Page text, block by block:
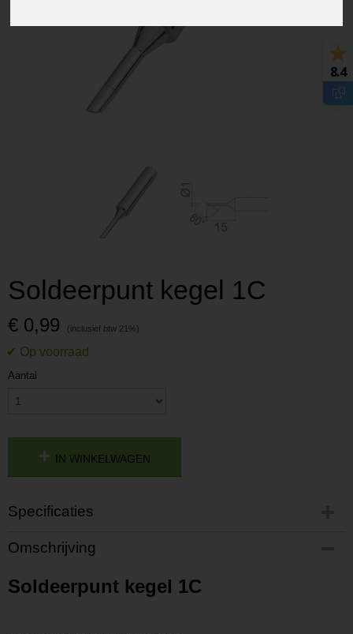
Soldeerpunt kegel 1C
€ 0,99
Aantal
IN WINKELWAGEN
Specificaties
Productcode
P201805281634
L201805281634
Omschrijving
Soldeerpunt kegel 1C
8.4